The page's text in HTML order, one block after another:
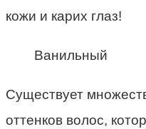
кожи и карих глаз!
Ванильный
Существует
оттенков волос,